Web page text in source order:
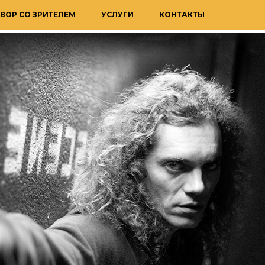
СО ЗРИТЕЛЕМ УСЛУГИ КОНТАКТЫ